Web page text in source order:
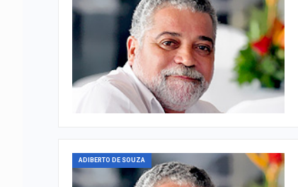
ADIBERTO DE SOUZA